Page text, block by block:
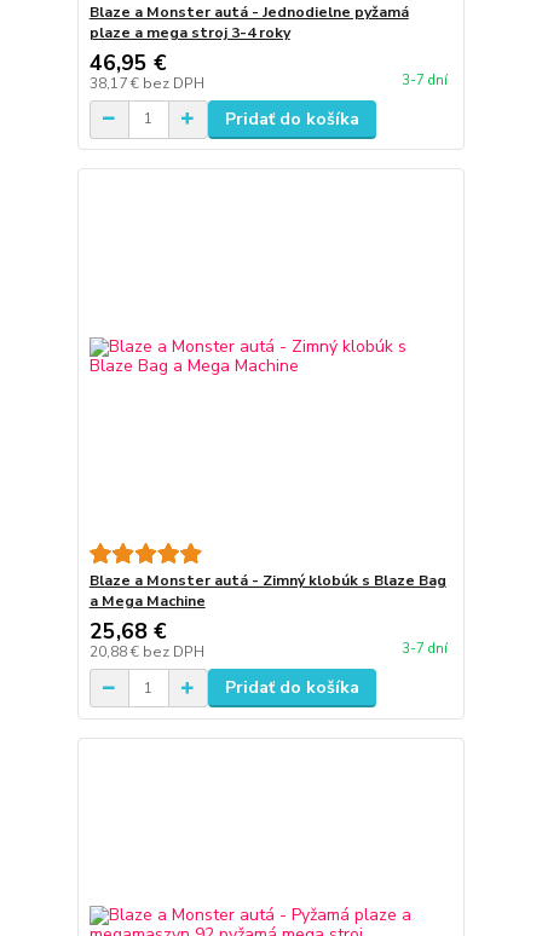
Blaze a Monster autá - Jednodielne pyžamá
plaze a mega stroj 3-4 roky
46,95 €
38,17 € bez DPH 3-7 dní
Pridať do košíka
Blaze a Monster autá - Zimný klobúk s Blaze Bag
a Mega Machine
25,68 €
20,88 € bez DPH 3-7 dní
Pridať do košíka